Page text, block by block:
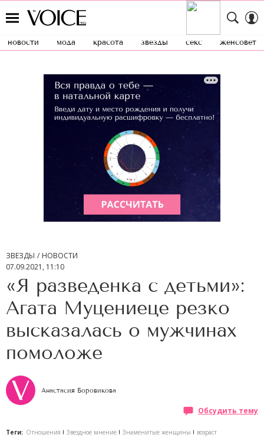
новости мода красота звезды секс женсовет
ЗВЕЗДЫ
НОВОСТИ
07.09.2021, 11:10
«Я разведенка с детьми»:
Агата Муцениеце резко
высказалась о мужчинах
помоложе
Анастасия Боровикова
Обсудить тему
Теги: Отношения Звездное мнение Знаменитые женщины возраст